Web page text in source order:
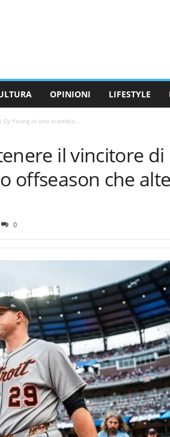
OPINIONI LIFESTYLE
Young in uno scambio...
il vincitore di
offseason che
0